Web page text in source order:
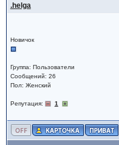
.helga
Новичок
Группа: Пользователи
Сообщений: 26
Пол: Женский
Репутация: 1